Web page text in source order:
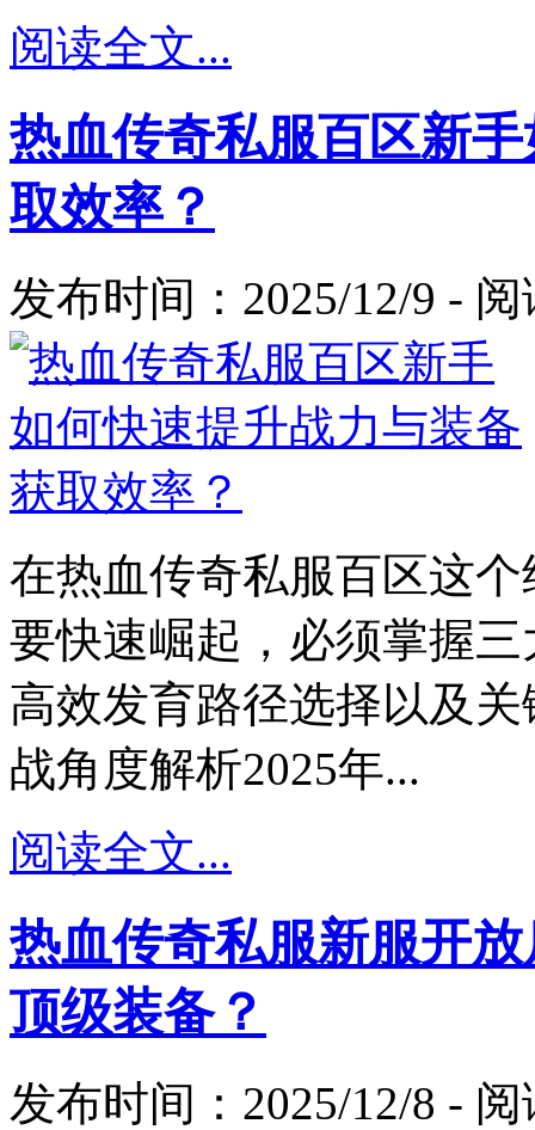
阅读全文...
热血传奇私服百区新
取效率？
发布时间：2025/12/9 -
在热血传奇私服百区这
要快速崛起，必须掌握
高效发育路径选择以及
战角度解析2025年...
阅读全文...
热血传奇私服新服开
顶级装备？
发布时间：2025/12/8 -